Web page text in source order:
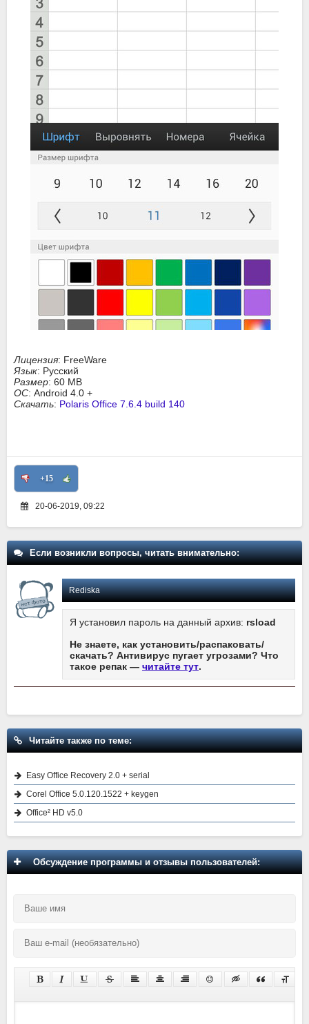
Лицензия: FreeWare
Язык: Русский
Размер: 60 MB
ОС: Android 4.0 +
Скачать: Polaris Office 7.6.4 build 140
+15
20-06-2019, 09:22
Если возникли вопросы, читать внимательно:
Rediska
Я установил пароль на данный архив: rsload
Не знаете, как установить/распаковать/
скачать? Антивирус пугает угрозами? Что
такое репак — читайте тут.
Читайте также по теме:
Easy Office Recovery 2.0 + serial
Corel Office 5.0.120.1522 + keygen
Office² HD v5.0
Обсуждение программы и отзывы пользователей: